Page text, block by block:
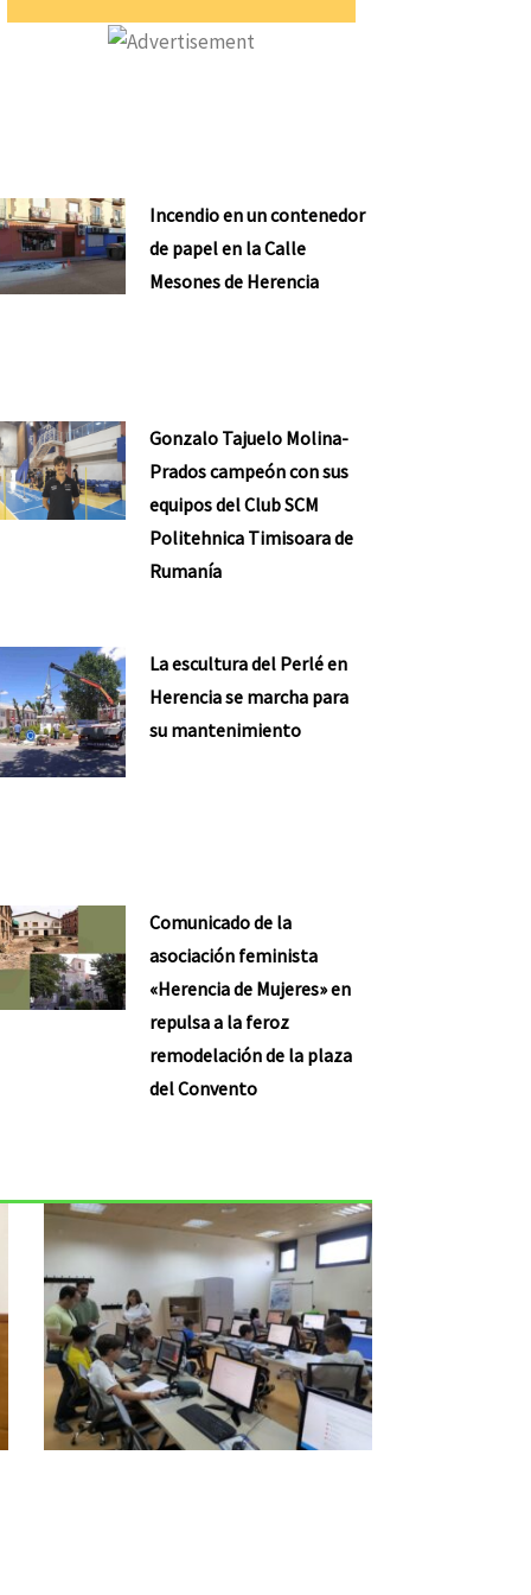
Incendio en un contenedor
de papel en la Calle
Mesones de Herencia
Gonzalo Tajuelo Molina-
Prados campeón con sus
equipos del Club SCM
Politehnica Timisoara de
Rumanía
La escultura del Perlé en
Herencia se marcha para
su mantenimiento
Comunicado de la
asociación feminista
«Herencia de Mujeres» en
repulsa a la feroz
remodelación de la plaza
del Convento